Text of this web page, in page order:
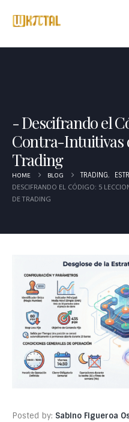
Descifrando el
Contra-Intuitivas
Trading
HOME BLOG TRADING,
DESCIFRANDO EL CÓDIGO: 5
DE TRADING
Posted by: Sabino Figueroa